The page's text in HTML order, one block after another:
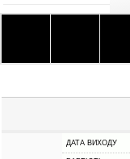
ДАТА ВИХОДУ